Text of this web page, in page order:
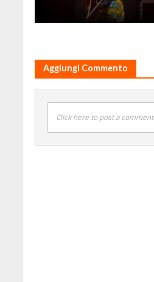
Aggiungi Commento
Click here to post a comment